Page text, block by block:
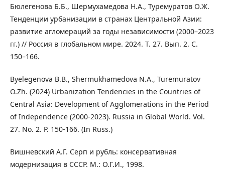
Бюлегенова Б.Б., Шермухамедова Н.А., Туремуратов О.Ж.
Тенденции урбанизации в странах Центральной Азии:
развитие агломераций за годы независимости (2000–2023
гг.) // Россия в глобальном мире. 2024. Т. 27. Вып. 2. С.
150–166.
Byelegenova B.B., Shermukhamedova N.A., Turemuratov
O.Zh. (2024) Urbanization Tendencies in the Countries of
Central Asia: Development of Agglomerations in the Period
of Independence (2000-2023). Russia in Global World. Vol.
27. No. 2. P. 150-166. (In Russ.)
Вишневский А.Г. Серп и рубль: консервативная
модернизация в СССР. М.: О.Г.И., 1998.